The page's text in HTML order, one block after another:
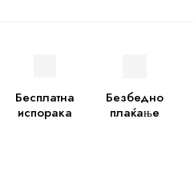
Бесплатна
испорака
Безбедно
плаќање